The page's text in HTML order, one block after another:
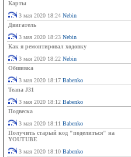
Карты
3 мая 2020 18:24 Nebin
Двигатель
3 мая 2020 18:23 Nebin
Как я ремонтировал ходовку
3 мая 2020 18:22 Nebin
Обшивка
3 мая 2020 18:17 Babenko
Teana J31
3 мая 2020 18:12 Babenko
Подвеска
3 мая 2020 18:11 Babenko
Получить старый код "поделиться" на
YOUTUBE
3 мая 2020 18:10 Babenko